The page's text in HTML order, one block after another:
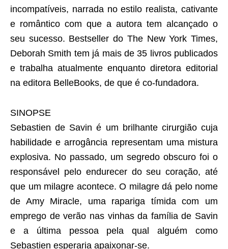
incompatíveis, narrada no estilo realista, cativante
e romântico com que a autora tem alcançado o
seu sucesso. Bestseller do The New York Times,
Deborah Smith tem já mais de 35 livros publicados
e trabalha atualmente enquanto diretora editorial
na editora BelleBooks, de que é co-fundadora.
SINOPSE
Sebastien de Savin é um brilhante cirurgião cuja
habilidade e arrogância representam uma mistura
explosiva. No passado, um segredo obscuro foi o
responsável pelo endurecer do seu coração, até
que um milagre acontece. O milagre dá pelo nome
de Amy Miracle, uma rapariga tímida com um
emprego de verão nas vinhas da família de Savin
e a última pessoa pela qual alguém como
Sebastien esperaria apaixonar-se.